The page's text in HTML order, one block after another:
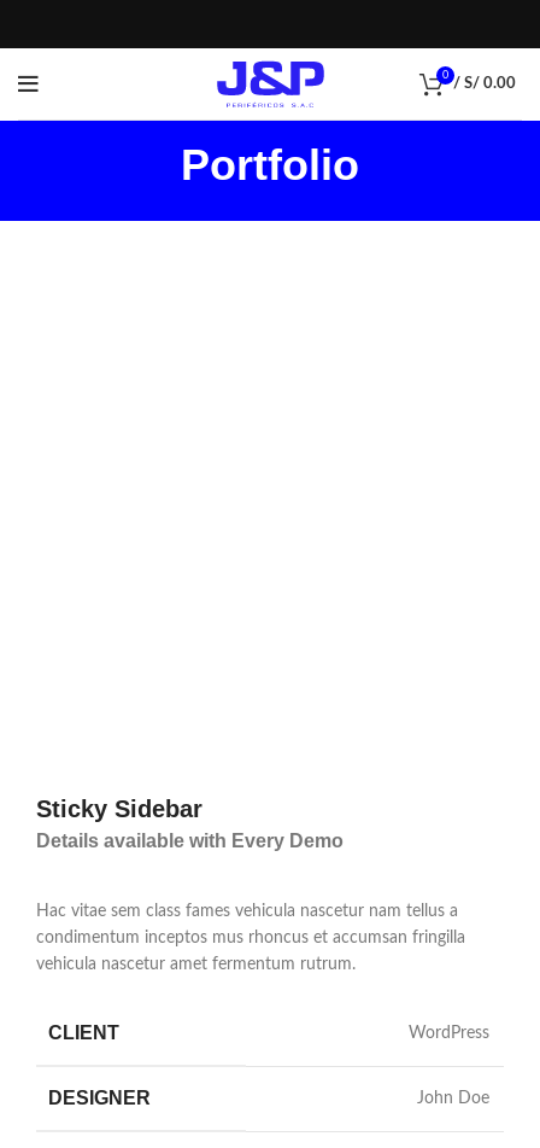
0
/ S/ 0.00
Portfolio
Sticky Sidebar
Details available with Every Demo
Hac vitae sem class fames vehicula nascetur nam tellus a
condimentum inceptos mus rhoncus et accumsan fringilla
vehicula nascetur amet fermentum rutrum.
CLIENT WordPress
DESIGNER John Doe